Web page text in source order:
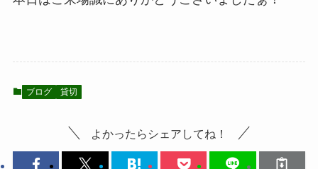
ブログ 貸切
よかったらシェアしてね！